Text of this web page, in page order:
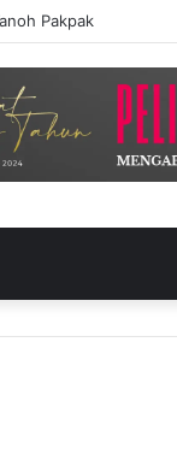
Pakpak